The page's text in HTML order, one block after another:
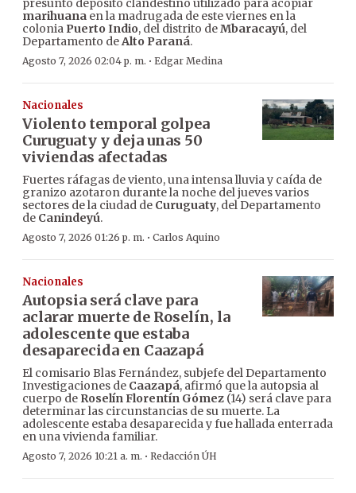
presunto depósito clandestino utilizado para acopiar
marihuana en la madrugada de este viernes en la
colonia Puerto Indio, del distrito deMbaracayú, del
Departamento deAlto Paraná.
Agosto 7, 2026 02:04 p. m. · Edgar Medina
Nacionales
Violento temporal golpea
Curuguaty y deja unas 50
viviendas afectadas
Fuertes ráfagas de viento, una intensa lluvia y caída de
granizo azotaron durante la noche del jueves varios
sectores de la ciudad de Curuguaty, del Departamento
de Canindeyú.
Agosto 7, 2026 01:26 p. m. · Carlos Aquino
Nacionales
Autopsia será clave para
aclarar muerte de Roselín, la
adolescente que estaba
desaparecida en Caazapá
El comisario Blas Fernández, subjefe del Departamento
Investigaciones de Caazapá, afirmó que la autopsia al
cuerpo de Roselín Florentín Gómez (14) será clave para
determinar las circunstancias de su muerte. La
adolescente estaba desaparecida y fue hallada enterrada
en una vivienda familiar.
Agosto 7, 2026 10:21 a. m. · Redacción ÚH